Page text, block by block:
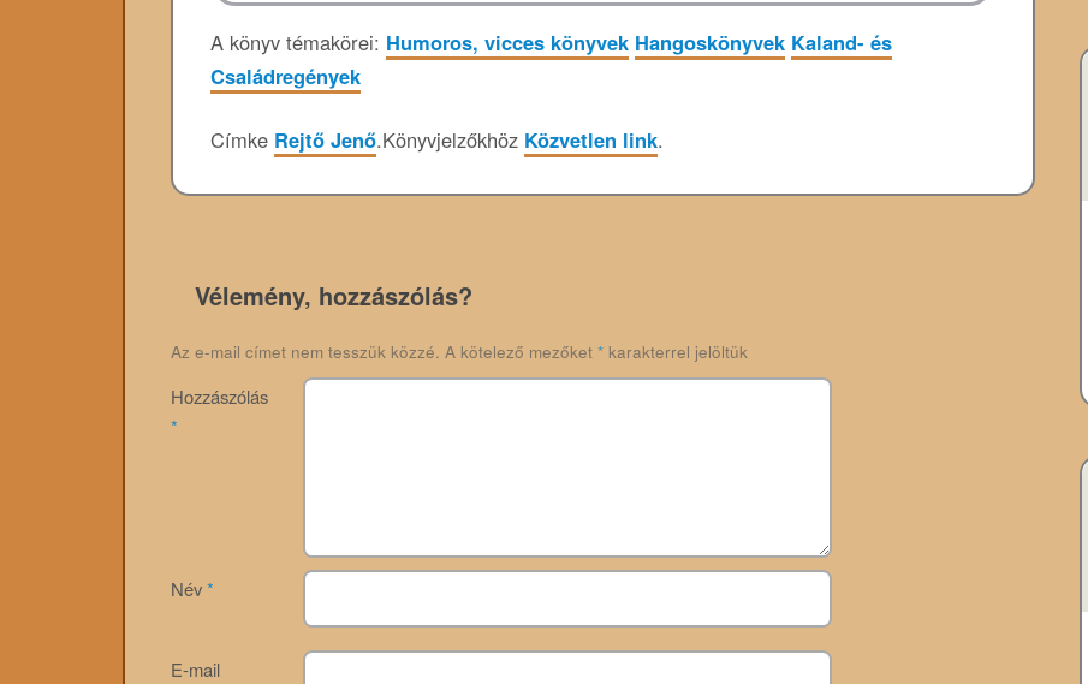
A könyv témakörei: Humoros, vicces könyvek Hangoskönyvek Kaland- és
Családregények
Címke Rejtő Jenő.Könyvjelzőkhöz Közvetlen link.
Vélemény, hozzászólás?
Az e-mail címet nem tesszük közzé. A kötelező mezőket *karakterrel jelöltük
Hozzászólás
*
Név*
E-mail